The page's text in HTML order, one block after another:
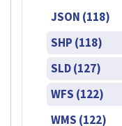
JSON (118)
SHP (118)
SLD (127)
WFS (122)
WMS (122)